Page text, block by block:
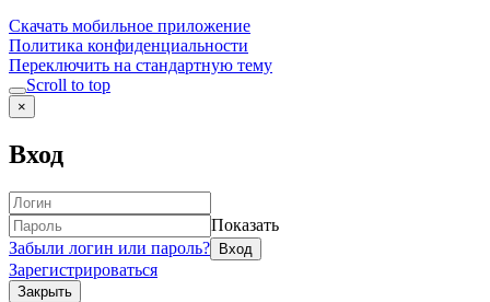
Скачать мобильное приложение
Политика конфиденциальности
Переключить на стандартную тему
Scroll to top
×
Вход
Показать
Забыли логин или пароль?
Зарегистрироваться
Закрыть